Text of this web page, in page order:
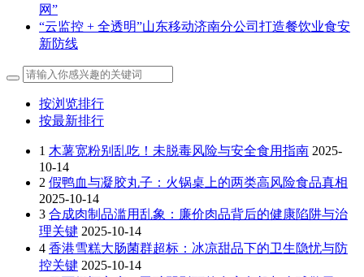
网”
“云监控 + 全透明”山东移动济南分公司打造餐饮业食安
新防线
按浏览排行
按最新排行
1 木薯宽粉别乱吃！未脱毒风险与安全食用指南 2025-
10-14
2 假鸭血与凝胶丸子：火锅桌上的两类高风险食品真相
2025-10-14
3 合成肉制品滥用乱象：廉价肉品背后的健康陷阱与治
理关键 2025-10-14
4 香港雪糕大肠菌群超标：冰凉甜品下的卫生隐忧与防
控关键 2025-10-14